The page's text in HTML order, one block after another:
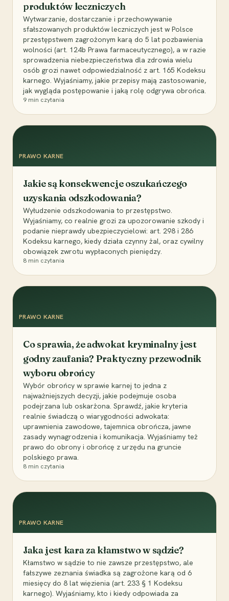
produktów leczniczych
Wytwarzanie, dostarczanie i przechowywanie
sfałszowanych produktów leczniczych jest w Polsce
przestępstwem zagrożonym karą do 5 lat pozbawienia
wolności (art. 124b Prawa farmaceutycznego), a w razie
sprowadzenia niebezpieczeństwa dla zdrowia wielu
osób grozi nawet odpowiedzialność z art. 165 Kodeksu
karnego. Wyjaśniamy, jakie przepisy mają zastosowanie,
jak wygląda postępowanie i jaką rolę odgrywa obrońca.
9 min czytania
PRAWO KARNE
Jakie są konsekwencje oszukańczego
uzyskania odszkodowania?
Wyłudzenie odszkodowania to przestępstwo.
Wyjaśniamy, co realnie grozi za upozorowanie szkody i
podanie nieprawdy ubezpieczycielowi: art. 298 i 286
Kodeksu karnego, kiedy działa czynny żal, oraz cywilny
obowiązek zwrotu wypłaconych pieniędzy.
8 min czytania
PRAWO KARNE
Co sprawia, że adwokat kryminalny jest
godny zaufania? Praktyczny przewodnik
wyboru obrońcy
Wybór obrońcy w sprawie karnej to jedna z
najważniejszych decyzji, jakie podejmuje osoba
podejrzana lub oskarżona. Sprawdź, jakie kryteria
realnie świadczą o wiarygodności adwokata:
uprawnienia zawodowe, tajemnica obrończa, jawne
zasady wynagrodzenia i komunikacja. Wyjaśniamy też
prawo do obrony i obrońcę z urzędu na gruncie
polskiego prawa.
8 min czytania
PRAWO KARNE
Jaka jest kara za kłamstwo w sądzie?
Kłamstwo w sądzie to nie zawsze przestępstwo, ale
fałszywe zeznania świadka są zagrożone karą od 6
miesięcy do 8 lat więzienia (art. 233 § 1 Kodeksu
karnego). Wyjaśniamy, kto i kiedy odpowiada za